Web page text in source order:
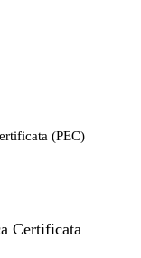
(PEC)
Certificata